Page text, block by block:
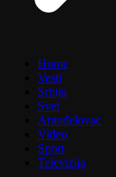
Home
Vesti
Srbija
Svet
Aranđelovac
Video
Sport
Televizija